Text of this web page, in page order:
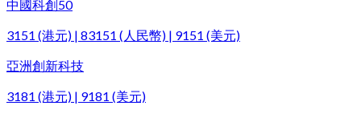
中國科創50
3151 (港元) | 83151 (人民幣) | 9151 (美元)
亞洲創新科技
3181 (港元) | 9181 (美元)